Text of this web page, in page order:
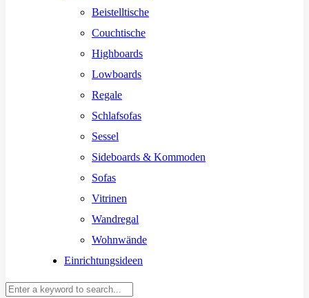
Beistelltische
Couchtische
Highboards
Lowboards
Regale
Schlafsofas
Sessel
Sideboards & Kommoden
Sofas
Vitrinen
Wandregal
Wohnwände
Einrichtungsideen